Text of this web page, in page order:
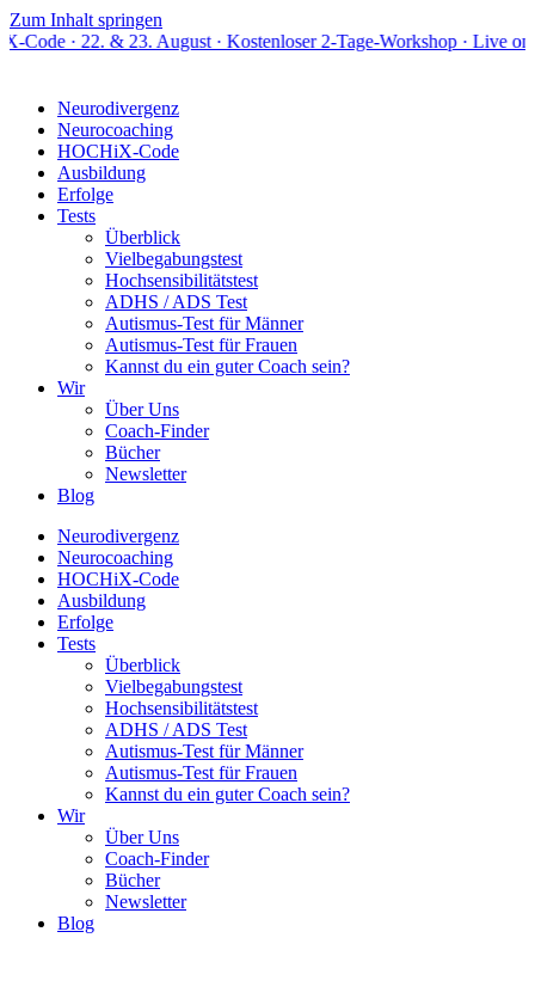
Zum Inhalt springen
& 23. August · Kostenloser 2-Tage-Workshop · Live online
Neurodivergenz
Neurocoaching
HOCHiX-Code
Ausbildung
Erfolge
Tests
Überblick
Vielbegabungstest
Hochsensibilitätstest
ADHS / ADS Test
Autismus-Test für Männer
Autismus-Test für Frauen
Kannst du ein guter Coach sein?
Wir
Über Uns
Coach-Finder
Bücher
Newsletter
Blog
Neurodivergenz
Neurocoaching
HOCHiX-Code
Ausbildung
Erfolge
Tests
Überblick
Vielbegabungstest
Hochsensibilitätstest
ADHS / ADS Test
Autismus-Test für Männer
Autismus-Test für Frauen
Kannst du ein guter Coach sein?
Wir
Über Uns
Coach-Finder
Bücher
Newsletter
Blog